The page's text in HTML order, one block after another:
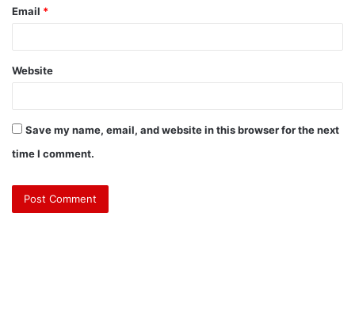
Email *
Website
Save my name, email, and website in this browser for the next
time I comment.